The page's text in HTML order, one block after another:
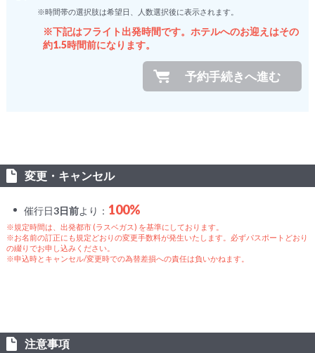
※時間帯の選択肢は希望日、人数選択後に表示されます。
※下記はフライト出発時間です。ホテルへのお迎えはその
約1.5時間前になります。
変更・キャンセル
催行日3日前より： 100%
※規定時間は、出発都市 (ラスベガス) を基準にしております。
※お名前の訂正にも規定どおりの変更手数料が発生いたします。必ずパスポートどおり
の綴りでお申し込みください。
※申込時とキャンセル/変更時での為替差損への責任は負いかねます。
注意事項